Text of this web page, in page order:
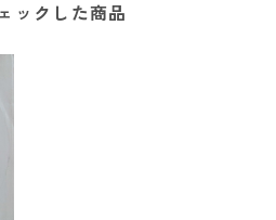
ックした商品